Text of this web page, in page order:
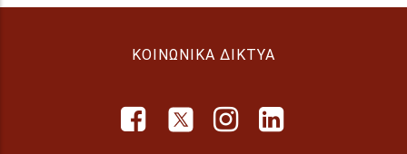
ΚΟΙΝΩΝΙΚΆ ΔΊΚΤΥΑ